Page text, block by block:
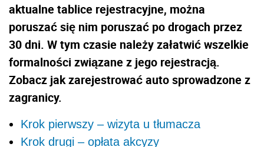
aktualne tablice rejestracyjne, można
poruszać się nim poruszać po drogach przez
30 dni. W tym czasie należy załatwić wszelkie
formalności związane z jego rejestracją.
Zobacz jak zarejestrować auto sprowadzone z
zagranicy.
Krok pierwszy – wizyta u tłumacza
Krok drugi – opłata akcyzy